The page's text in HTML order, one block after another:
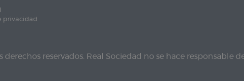
privacidad
derechos reservados. Real Sociedad no se hace responsable